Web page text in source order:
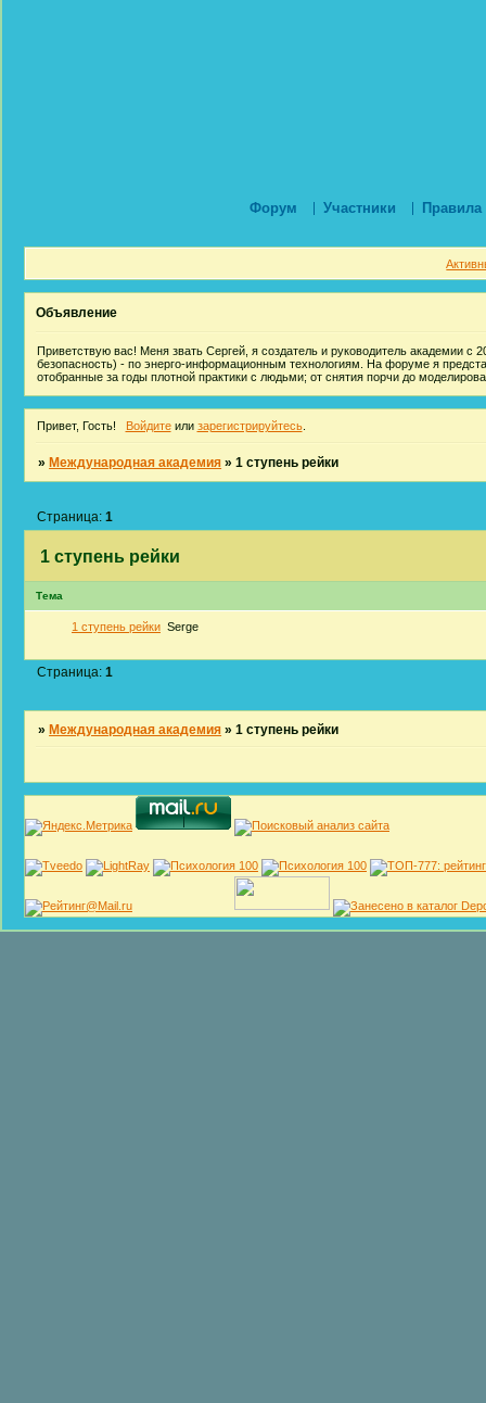
Форум Участники Правила
Объявление
Приветствую вас! Меня звать Сергей, я создатель и руководитель академии с
безопасность) - по энерго-информационным технологиям. На форуме я
отобранные за годы плотной практики с людьми; от снятия порчи до
Привет, Гость! Войдитеили зарегистрируйтесь.
»Международная академия »1 ступень рейки
1 ступень рейки
Страница:1
Тема
1 ступень рейки Serge
Страница:1
» Международная академия »1 ступень рейки